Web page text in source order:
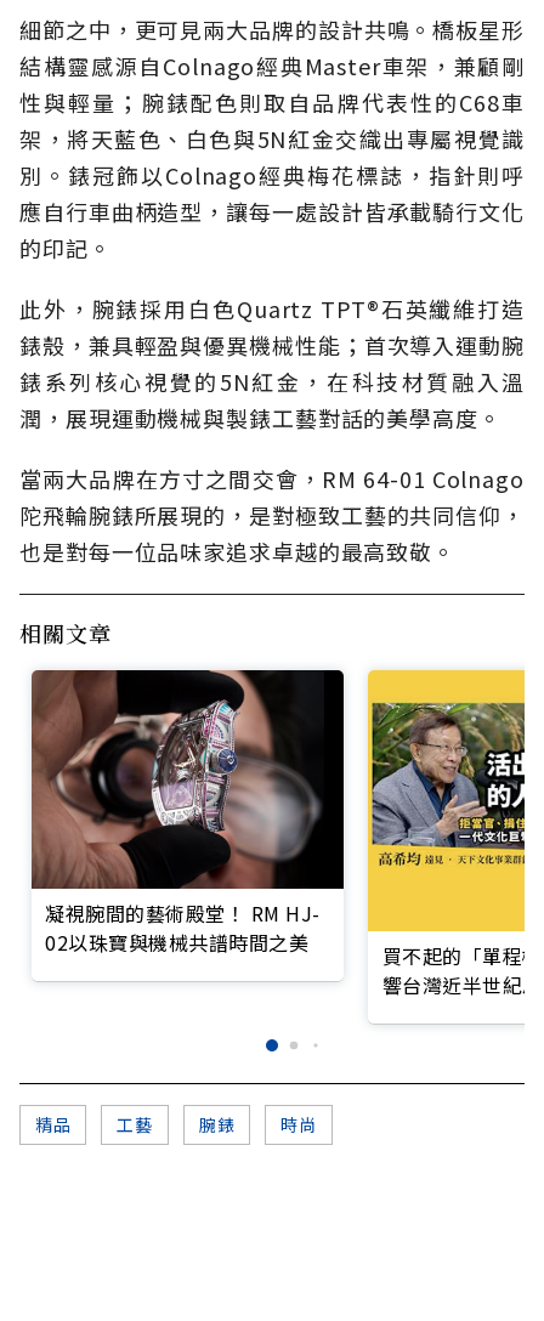
細節之中，更可見兩大品牌的設計共鳴。橋板星形
結構靈感源自Colnago經典Master車架，兼顧剛
性與輕量；腕錶配色則取自品牌代表性的C68車
架，將天藍色、白色與5N紅金交織出專屬視覺識
別。錶冠飾以Colnago經典梅花標誌，指針則呼
應自行車曲柄造型，讓每一處設計皆承載騎行文化
的印記。
此外，腕錶採用白色Quartz TPT®石英纖維打造
錶殼，兼具輕盈與優異機械性能；首次導入運動腕
錶系列核心視覺的5N紅金，在科技材質融入溫
潤，展現運動機械與製錶工藝對話的美學高度。
當兩大品牌在方寸之間交會，RM 64-01 Colnago
陀飛輪腕錶所展現的，是對極致工藝的共同信仰，
也是對每一位品味家追求卓越的最高致敬。
相關文章
凝視腕間的藝術殿堂！ RM HJ-
02以珠寶與機械共譜時間之美
買不起的「單程
響台灣近半世紀
精品 工藝 腕錶 時尚